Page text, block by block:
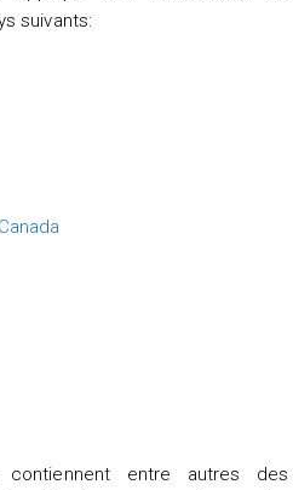
suivants:
contiennent entre autres des